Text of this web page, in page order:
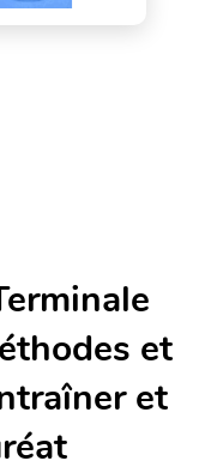
et
et